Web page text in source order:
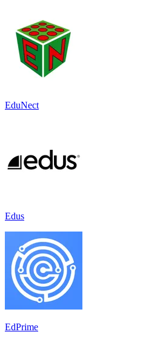
EduNect
Edus
EdPrime